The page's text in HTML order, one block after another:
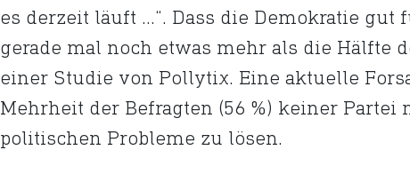
es derzeit läuft …“. Dass die Demokratie gut
gerade mal noch etwas mehr als die Hälfte
einer Studie von Pollytix. Eine aktuelle
Mehrheit der Befragten (56 %) keiner
politischen Probleme zu lösen.